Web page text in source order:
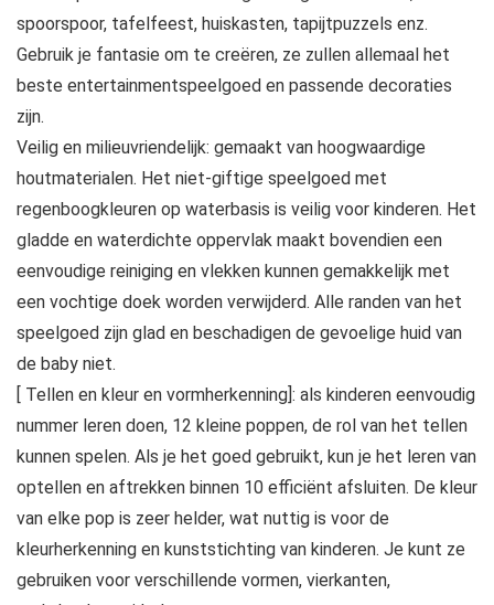
spoorspoor, tafelfeest, huiskasten, tapijtpuzzels enz.
Gebruik je fantasie om te creëren, ze zullen allemaal het
beste entertainmentspeelgoed en passende decoraties
zijn.
Veilig en milieuvriendelijk: gemaakt van hoogwaardige
houtmaterialen. Het niet-giftige speelgoed met
regenboogkleuren op waterbasis is veilig voor kinderen. Het
gladde en waterdichte oppervlak maakt bovendien een
eenvoudige reiniging en vlekken kunnen gemakkelijk met
een vochtige doek worden verwijderd. Alle randen van het
speelgoed zijn glad en beschadigen de gevoelige huid van
de baby niet.
[ Tellen en kleur en vormherkenning]: als kinderen eenvoudig
nummer leren doen, 12 kleine poppen, de rol van het tellen
kunnen spelen. Als je het goed gebruikt, kun je het leren van
optellen en aftrekken binnen 10 efficiënt afsluiten. De kleur
van elke pop is zeer helder, wat nuttig is voor de
kleurherkenning en kunststichting van kinderen. Je kunt ze
gebruiken voor verschillende vormen, vierkanten,